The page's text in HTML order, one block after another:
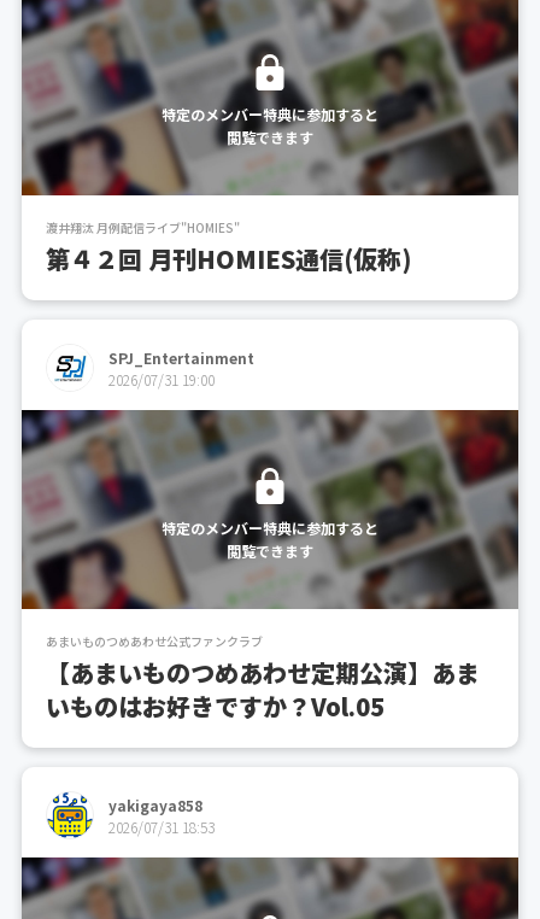
特定のメンバー特典に参加すると
閲覧できます
渡井翔汰 月例配信ライブ"HOMIES"
第４２回 月刊HOMIES通信(仮称)
SPJ_Entertainment
2026/07/31 19:00
特定のメンバー特典に参加すると
閲覧できます
あまいものつめあわせ公式ファンクラブ
【あまいものつめあわせ定期公演】あま
いものはお好きですか？Vol.05
yakigaya858
2026/07/31 18:53